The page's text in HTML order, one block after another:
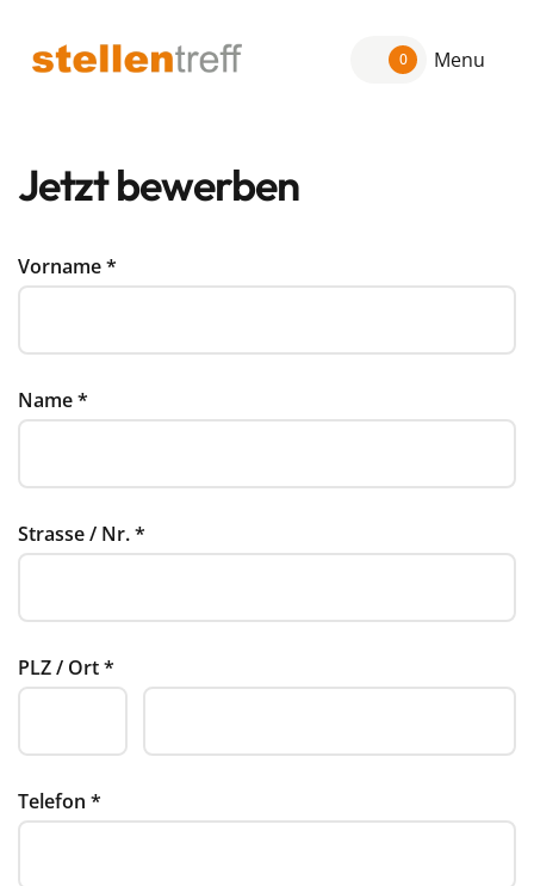
0 Menu
Jetzt bewerben
Vorname*
Name*
Strasse / Nr.*
PLZ / Ort*
Telefon *